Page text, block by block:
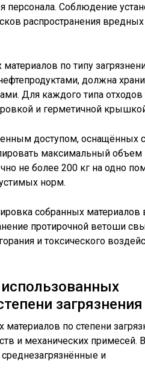
Соблюдение
распространения
по типу
должна
Для каждого типа отходов
и герметичной
доступом, оснащённых
максимальный объем
не более 200 кг на одно
норм.
собранных материалов
протирочной ветоши
и токсического
загрязнения
по степени
и механических примесей.
и